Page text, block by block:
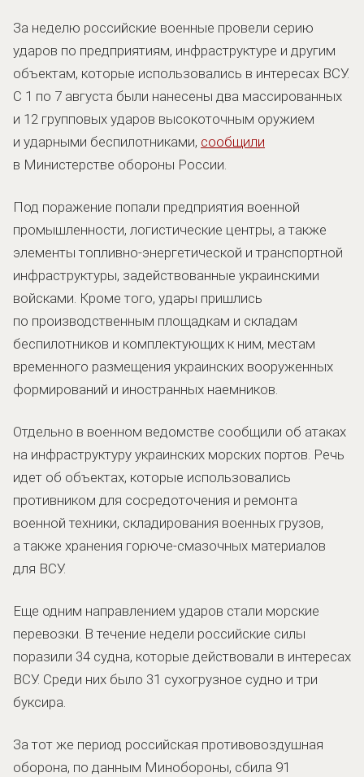
За неделю российские военные провели серию
ударов по предприятиям, инфраструктуре и другим
объектам, которые использовались в интересах ВСУ.
С 1 по 7 августа были нанесены два массированных
и 12 групповых ударов высокоточным оружием
и ударными беспилотниками, сообщили
в Министерстве обороны России.
Под поражение попали предприятия военной
промышленности, логистические центры, а также
элементы топливно-энергетической и транспортной
инфраструктуры, задействованные украинскими
войсками. Кроме того, удары пришлись
по производственным площадкам и складам
беспилотников и комплектующих к ним, местам
временного размещения украинских вооруженных
формирований и иностранных наемников.
Отдельно в военном ведомстве сообщили об атаках
на инфраструктуру украинских морских портов. Речь
идет об объектах, которые использовались
противником для сосредоточения и ремонта
военной техники, складирования военных грузов,
а также хранения горюче-смазочных материалов
для ВСУ.
Еще одним направлением ударов стали морские
перевозки. В течение недели российские силы
поразили 34 судна, которые действовали в интересах
ВСУ. Среди них было 31 сухогрузное судно и три
буксира.
За тот же период российская противовоздушная
оборона, по данным Минобороны, сбила 91